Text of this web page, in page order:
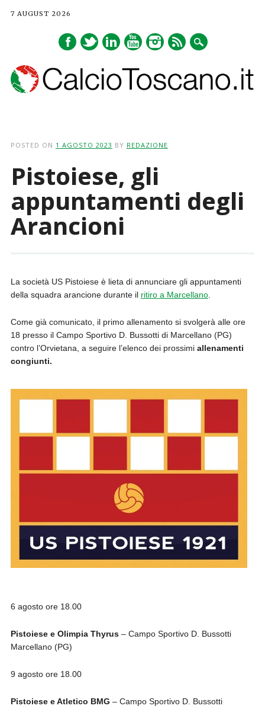
7 AUGUST 2026
POSTED ON 1 AGOSTO 2023 BY REDAZIONE
Pistoiese, gli
appuntamenti degli
Arancioni
La società US Pistoiese è lieta di annunciare gli appuntamenti
della squadra arancione durante il ritiro a Marcellano.
Come già comunicato, il primo allenamento si svolgerà alle ore
18 presso il Campo Sportivo D. Bussotti di Marcellano (PG)
contro l’Orvietana, a seguire l’elenco dei prossimi allenamenti
congiunti.
6 agosto ore 18.00
Pistoiese e Olimpia Thyrus– Campo Sportivo D. Bussotti
Marcellano (PG)
9 agosto ore 18.00
Pistoiese e Atletico BMG – Campo Sportivo D. Bussotti